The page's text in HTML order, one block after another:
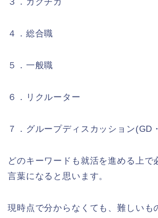
４．総合職
５．一般職
６．リクルーター
７．グループディスカッション(GD
どのキーワードも就活を進める上で
言葉になると思います。
現時点で分からなくても、難しいも